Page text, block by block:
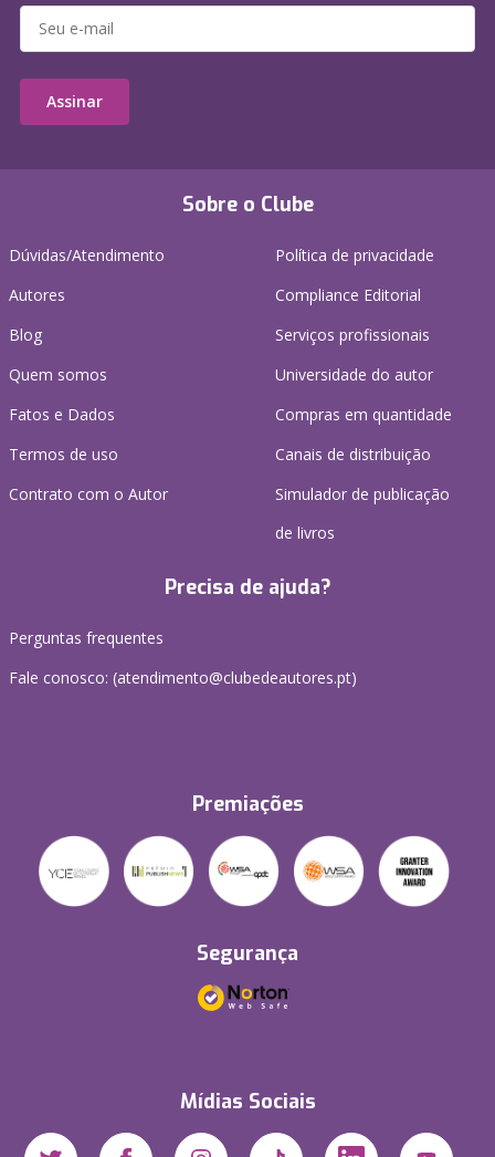
Sobre o Clube
Dúvidas/Atendimento
Autores
Blog
Quem somos
Fatos e Dados
Termos de uso
Contrato com o Autor
Política de privacidade
Compliance Editorial
Serviços profissionais
Universidade do autor
Compras em quantidade
Canais de distribuição
Simulador de publicação
de livros
Precisa de ajuda?
Perguntas frequentes
Fale conosco: (atendimento@clubedeautores.pt)
Premiações
Segurança
Mídias Sociais
Assinar